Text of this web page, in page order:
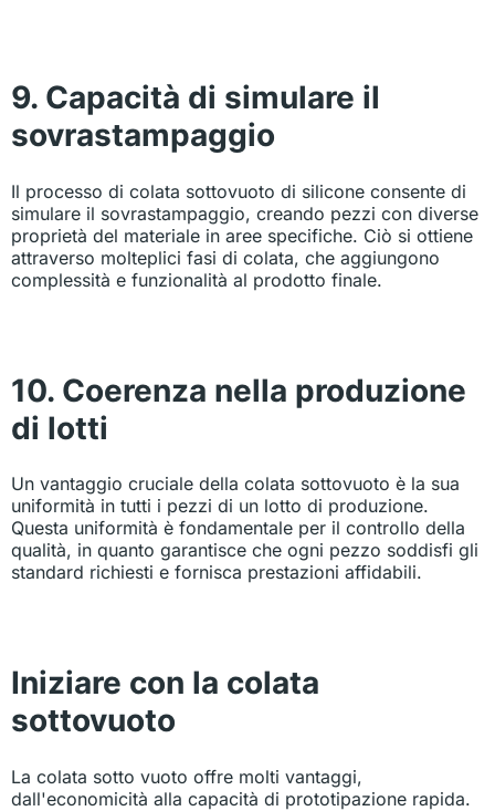
9. Capacità di simulare il
sovrastampaggio
Il processo di colata sottovuoto di silicone consente di
simulare il sovrastampaggio, creando pezzi con diverse
proprietà del materiale in aree specifiche. Ciò si ottiene
attraverso molteplici fasi di colata, che aggiungono
complessità e funzionalità al prodotto finale.
10. Coerenza nella produzione
di lotti
Un vantaggio cruciale della colata sottovuoto è la sua
uniformità in tutti i pezzi di un lotto di produzione.
Questa uniformità è fondamentale per il controllo della
qualità, in quanto garantisce che ogni pezzo soddisfi gli
standard richiesti e fornisca prestazioni affidabili.
Iniziare con la colata
sottovuoto
La colata sotto vuoto offre molti vantaggi,
dall'economicità alla capacità di prototipazione rapida.